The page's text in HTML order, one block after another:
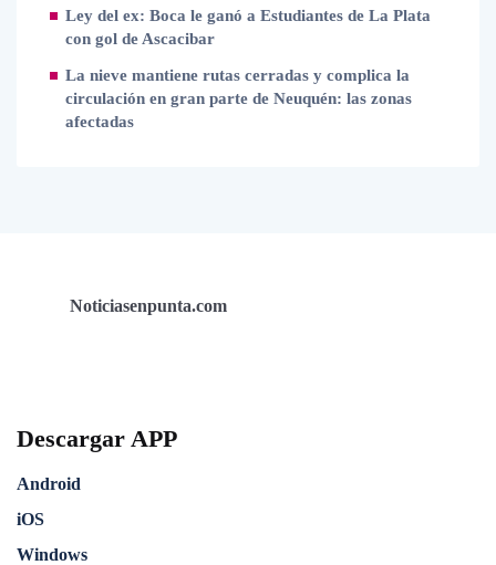
Ley del ex: Boca le ganó a Estudiantes de La Plata
con gol de Ascacibar
La nieve mantiene rutas cerradas y complica la
circulación en gran parte de Neuquén: las zonas
afectadas
Noticiasenpunta.com
Descargar APP
Android
iOS
Windows